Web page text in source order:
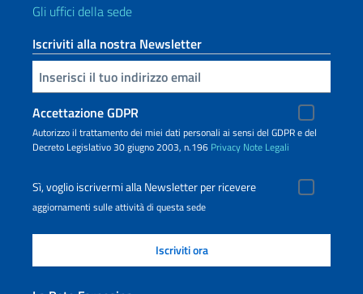
Gli uffici della sede
Iscriviti alla nostra Newsletter
Inserisci la tua email
Accettazione GDPR
Autorizzo il trattamento dei miei dati personali ai sensi del GDPR e del
Decreto Legislativo 30 giugno 2003, n.196 Privacy Note Legali
Sì, voglio iscrivermi alla Newsletter per ricevere
aggiornamenti sulle attività di questa sede